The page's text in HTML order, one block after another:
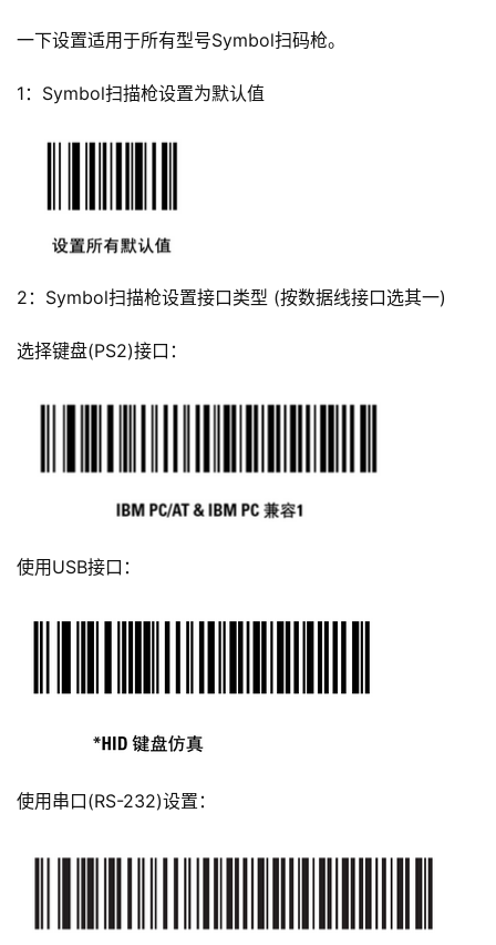
一下设置适用于所有型号Symbol扫码枪。
1：Symbol扫描枪设置为默认值
2：Symbol扫描枪设置接口类型 (按数据线接口选其一)
选择键盘(PS2)接口：
使用USB接口：
使用串口(RS-232)设置：